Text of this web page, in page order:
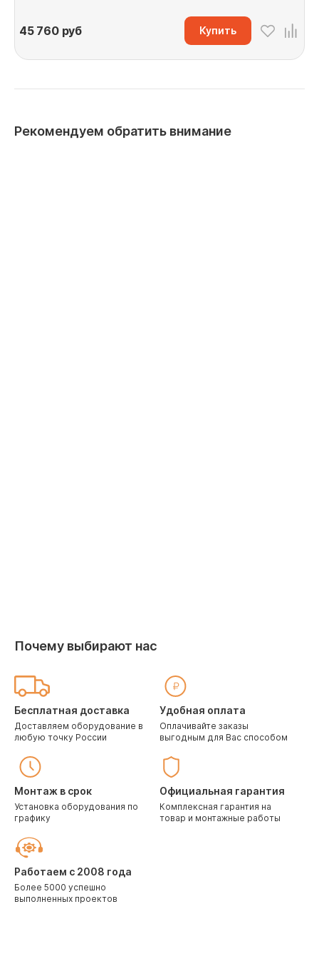
45 760руб Купить
Рекомендуем обратить внимание
Почему выбирают нас
Бесплатная доставка
Доставляем оборудование в
любую точку России
Удобная оплата
Оплачивайте заказы
выгодным для Вас способом
Монтаж в срок
Установка оборудования по
графику
Официальная гарантия
Комплексная гарантия на
товар и монтажные работы
Работаем с 2008 года
Более 5000 успешно
выполненных проектов